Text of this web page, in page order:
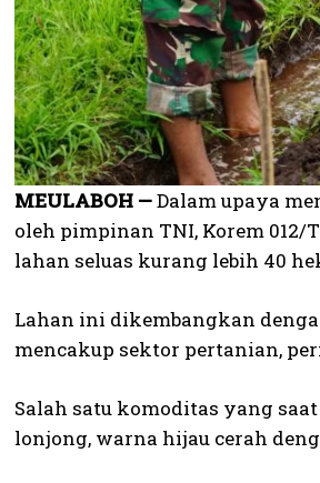
MEULABOH —Dalam upaya
oleh pimpinan TNI, Korem
lahan seluas kurang lebih 40
Lahan ini dikembangkan
mencakup sektor pertanian,
Salah satu komoditas yang
lonjong, warna hijau cerah